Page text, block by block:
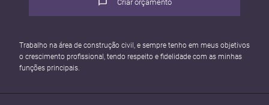
Criar orçamento
Trabalho na área de construção civil, e sempre tenho em meus objetivos
o crescimento profissional, tendo respeito e fidelidade com as minhas